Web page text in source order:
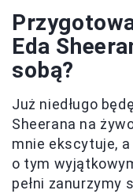
Eda
sobą?
Już niedługo
Sheerana na
mnie ekscytuje,
o tym
pełni zanurzymy